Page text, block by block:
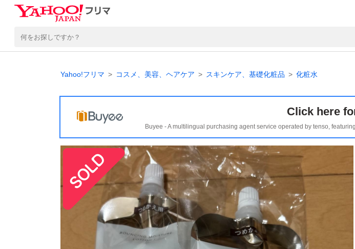
Yahoo!フリマ コスメ、美容、ヘアケア スキンケア、基礎化粧品 化粧水
Click here
Buyee - A multilingual purchasing agent service operated by tenso,